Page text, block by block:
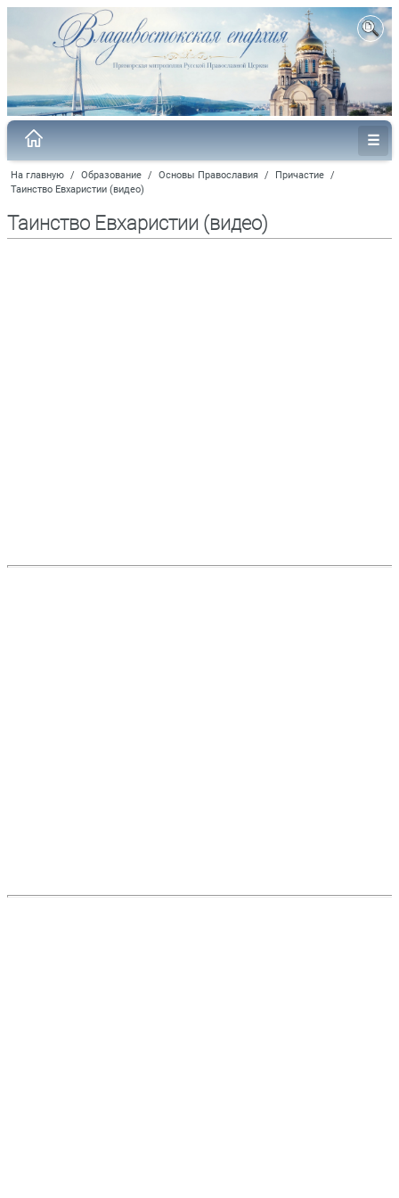
На главную / Образование / Основы Православия / Причастие /
Таинство Евхаристии (видео)
Таинство Евхаристии (видео)